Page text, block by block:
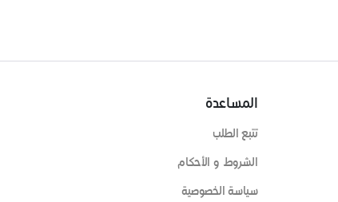
المساعدة
تتبع الطلب
الشروط و الأحكام
سياسة الخصوصية